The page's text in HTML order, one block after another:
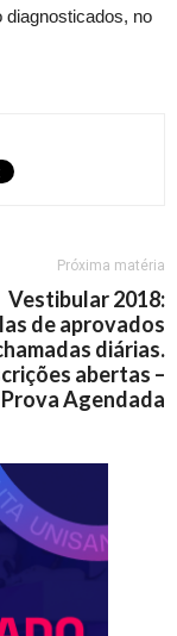
no
Próxima matéria
Vestibular 2018:
de aprovados
diárias.
abertas –
Prova Agendada